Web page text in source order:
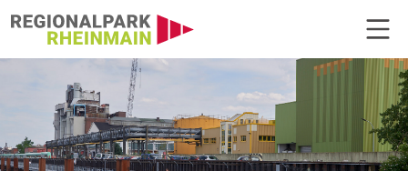
Opelsteg am Mainufer
Hauptnavigation